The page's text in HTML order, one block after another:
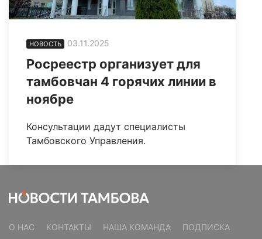
НОВОСТЬ 03.11.2025
Росреестр организует для
тамбовчан 4 горячих линии в
ноябре
Консультации дадут специалисты
Тамбовского Управления.
О НАС КОНТАКТЫ НАША КОМАНДА
ПОДПИСКА